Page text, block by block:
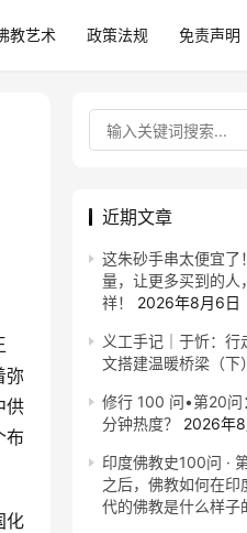
教艺术 政策法规 免责声明
弥
供
布
化
近期文章
这朱砂手串太便宜
量，让更多买到的人
祥！
2026年8月6日
义工手记｜于忻：行
文搭建温暖桥梁（下）
修行 100 问•第20问
分钟热度？
2026年
印度佛教史100问 ·
之后，佛教如何在
代的佛教是什么样子